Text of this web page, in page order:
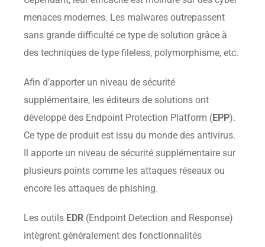
menaces modernes. Les malwares outrepassent
sans grande difficulté ce type de solution grâce à
des techniques de type fileless, polymorphisme, etc.
Afin d’apporter un niveau de sécurité
supplémentaire, les éditeurs de solutions ont
développé des Endpoint Protection Platform (EPP).
Ce type de produit est issu du monde des antivirus.
Il apporte un niveau de sécurité supplémentaire sur
plusieurs points comme les attaques réseaux ou
encore les attaques de phishing.
Les outils EDR (Endpoint Detection and Response)
intègrent généralement des fonctionnalités